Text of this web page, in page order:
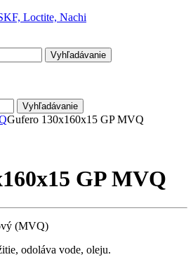
Vyhľadávanie
Vyhľadávanie
Gufero 130x160x15 GP MVQ
GP MVQ
(MVQ)
odoláva vode, oleju.